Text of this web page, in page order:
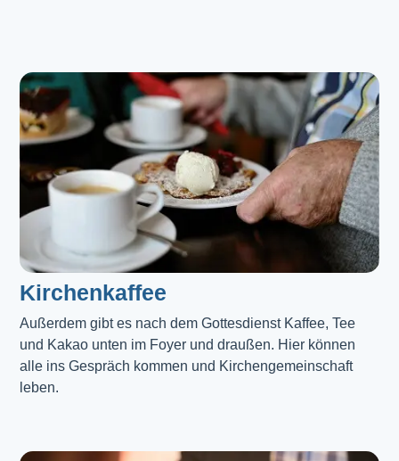
Kirchenkaffee
Außerdem gibt es nach dem Gottesdienst Kaffee, Tee
und Kakao unten im Foyer und draußen. Hier können
alle ins Gespräch kommen und Kirchengemeinschaft
leben.